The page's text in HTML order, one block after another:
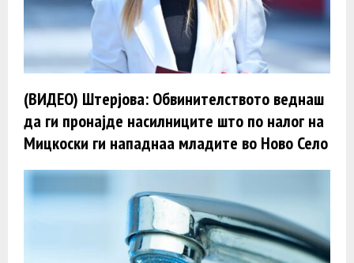
(ВИДЕО) Штерјова: Обвинителството веднаш
да ги пронајде насилниците што по налог на
Мицкоски ги нападнаа младите во Ново Село